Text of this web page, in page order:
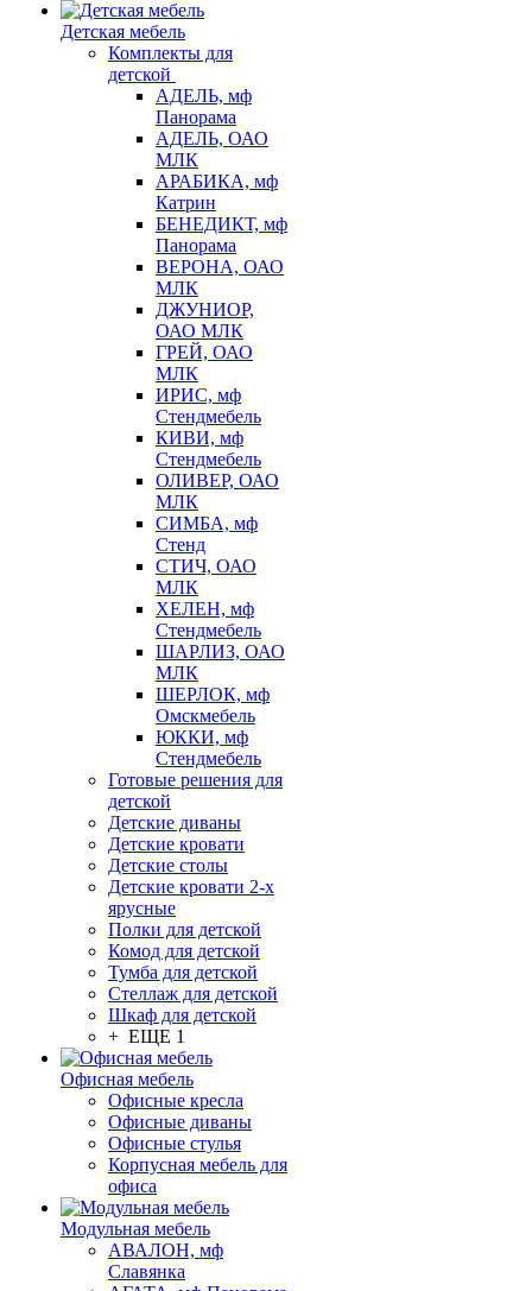
Детская мебель
Комплекты для
детской
АДЕЛЬ, мф
Панорама
АДЕЛЬ, ОАО
МЛК
АРАБИКА, мф
Катрин
БЕНЕДИКТ, мф
Панорама
ВЕРОНА, ОАО
МЛК
ДЖУНИОР,
ОАО МЛК
ГРЕЙ, ОАО
МЛК
ИРИС, мф
Стендмебель
КИВИ, мф
Стендмебель
ОЛИВЕР, ОАО
МЛК
СИМБА, мф
Стенд
СТИЧ, ОАО
МЛК
ХЕЛЕН, мф
Стендмебель
ШАРЛИЗ, ОАО
МЛК
ШЕРЛОК, мф
Омскмебель
ЮККИ, мф
Стендмебель
Готовые решения для
детской
Детские диваны
Детские кровати
Детские столы
Детские кровати 2-х
ярусные
Полки для детской
Комод для детской
Тумба для детской
Стеллаж для детской
Шкаф для детской
+ ЕЩЕ 1
Офисная мебель
Офисные кресла
Офисные диваны
Офисные стулья
Корпусная мебель для
офиса
Модульная мебель
АВАЛОН, мф
Славянка